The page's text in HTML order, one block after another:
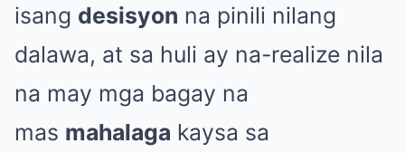
isang desisyon na pinili nilang
dalawa, at sa huli ay na-realize nila
na may mga bagay na
mas mahalaga kaysa sa